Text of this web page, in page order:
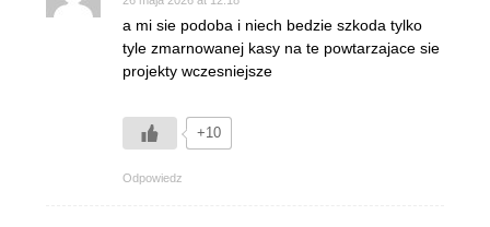
a mi sie podoba i niech bedzie szkoda tylko
tyle zmarnowanej kasy na te powtarzajace sie
projekty wczesniejsze
+10
Odpowiedz